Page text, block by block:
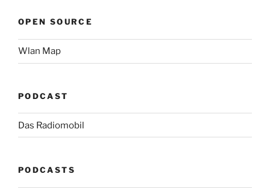
OPEN SOURCE
Wlan Map
PODCAST
Das Radiomobil
PODCASTS